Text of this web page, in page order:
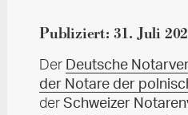
Publiziert: 31. Juli
Der Deutsche
der Notare der
der Schweizer